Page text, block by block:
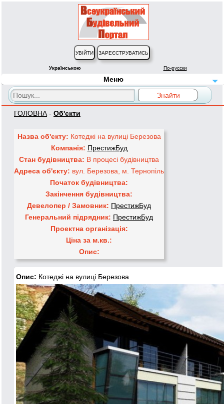
Українською По-русски
Меню
ГОЛОВНА - Об'єкти
Назва об'єкту: Котеджі на вулиці Березова
Компанія: ПрестижБуд
Стан будівництва: В процесі будівництва
Адреса об'єкту: вул. Березова, м. Тернопіль
Початок будівництва:
Закінчення будівництва:
Девелопер / Замовник: ПрестижБуд
Генеральний підрядник: ПрестижБуд
Проектна організація:
Ціна за м.кв.:
Опис:
Опис: Котеджі на вулиці Березова